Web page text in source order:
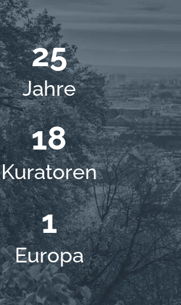
25
Jahre
18
Kuratoren
1
Europa